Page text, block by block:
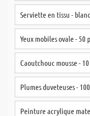
Serviette en tissu -
Yeux mobiles ovale - 50
Caoutchouc mousse -
Plumes duveteuses -
Peinture acrylique